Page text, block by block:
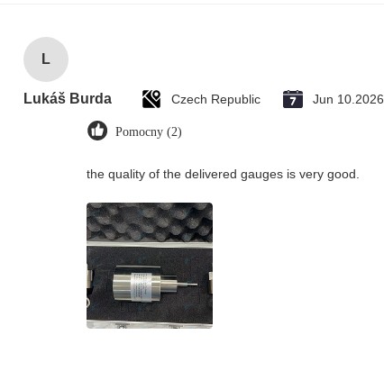
L
Lukáš Burda Czech Republic Jun 10.2026
Pomocny (2)
the quality of the delivered gauges is very good.